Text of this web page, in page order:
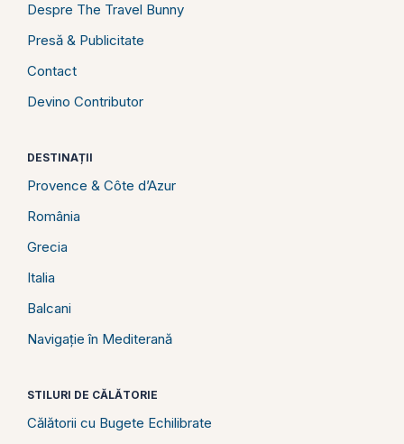
Despre The Travel Bunny
Presă & Publicitate
Contact
Devino Contributor
DESTINAȚII
Provence & Côte d’Azur
România
Grecia
Italia
Balcani
Navigație în Mediterană
STILURI DE CĂLĂTORIE
Călătorii cu Bugete Echilibrate